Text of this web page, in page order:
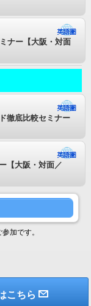
ナー【大阪・対面
徹底比較セミナー
【大阪・対面／
加です。
こちら